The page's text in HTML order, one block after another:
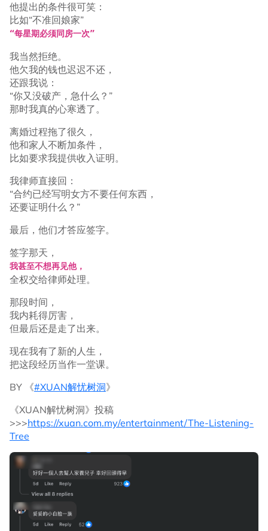
他提出的条件很可笑：
比如“不准回娘家”
“每星期必须同房一次”
我当然拒绝。
他欠我的钱也迟迟不还，
还跟我说：
“你又没破产，急什么？”
那时我真的心寒透了。
离婚过程拖了很久，
他和家人不断加条件，
比如要求我提供收入证明。
我律师直接回：
“合约已经写明女方不要任何东西，
还要证明什么？”
最后，他们才答应签字。
签字那天，
我甚至不想再见他，
全权交给律师处理。
那段时间，
我内耗得厉害，
但最后还是走了出来。
现在我有了新的人生，
把这段经历当作一堂课。
BY 《#XUAN解忧树洞》
《XUAN解忧树洞》投稿
>>>https://xuan.com.my/entertainment/The-Listening-
Tree